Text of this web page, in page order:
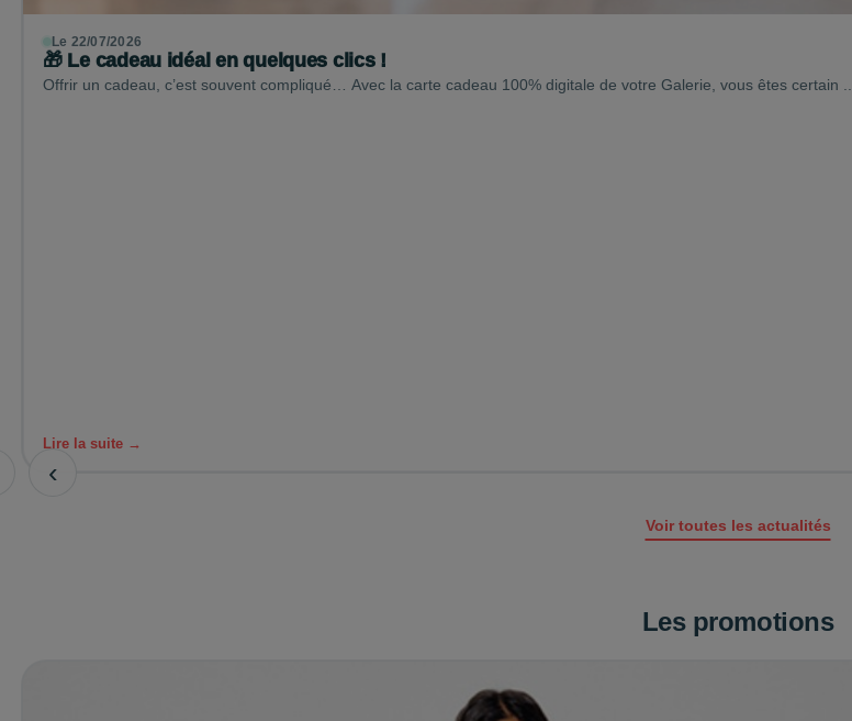
Le 22/07/2026
🎁 Le cadeau idéal en quelques clics !
Offrir un cadeau, c’est souvent compliqué… Avec la carte cadeau 100% digitale de votre Galerie, vous êtes certain ...
Lire la suite →
‹
Voir toutes les actualités
Les promotions